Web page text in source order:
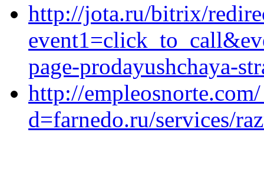
http://jota.ru/bitrix/
page-prodayushchaya-
http://
d=farnedo.ru/services/